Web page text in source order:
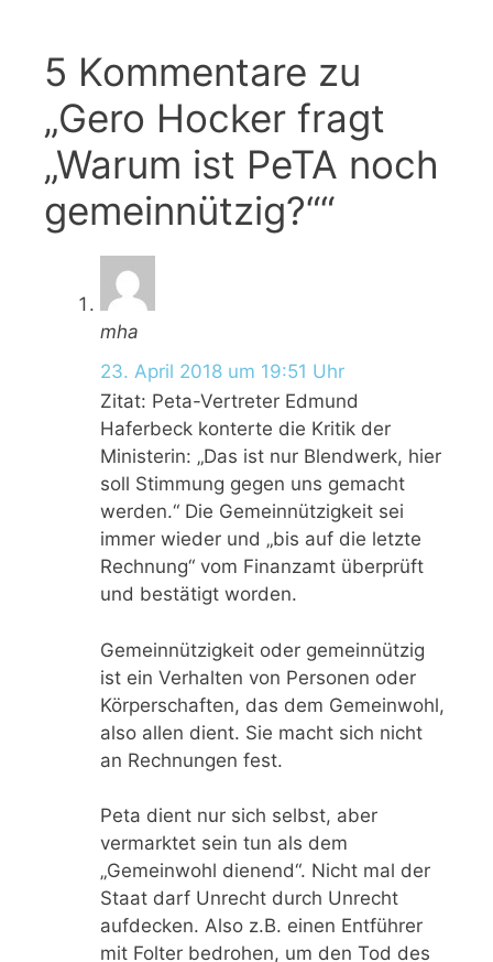
e
r
5 Kommentare zu
„Gero Hocker fragt
„Warum ist PeTA noch
gemeinnützig?““
mha
23. April 2018 um 19:51 Uhr
Zitat: Peta-Vertreter Edmund
Haferbeck konterte die Kritik der
Ministerin: „Das ist nur Blendwerk, hier
soll Stimmung gegen uns gemacht
werden.“ Die Gemeinnützigkeit sei
immer wieder und „bis auf die letzte
Rechnung“ vom Finanzamt überprüft
und bestätigt worden.
Gemeinnützigkeit oder gemeinnützig
ist ein Verhalten von Personen oder
Körperschaften, das dem Gemeinwohl,
also allen dient. Sie macht sich nicht
an Rechnungen fest.
Peta dient nur sich selbst, aber
vermarktet sein tun als dem
„Gemeinwohl dienend“. Nicht mal der
Staat darf Unrecht durch Unrecht
aufdecken. Also z.B. einen Entführer
mit Folter bedrohen, um den Tod des